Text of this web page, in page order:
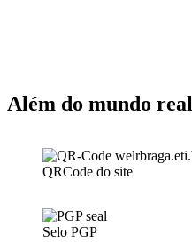
Além do mundo real
QRCode do site
Selo PGP